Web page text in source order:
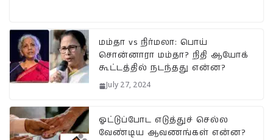
at
s
A
p
p
c
e
b
o
o
k
g
ra
m
l
y
Li
r
e
மம்தா vs நிர்மலா: பொய்
சொன்னாரா மம்தா? நிதி ஆயோக்
கூட்டத்தில் நடந்தது என்ன?
July 27, 2024
ஓட்டுப்போட எடுத்துச் செல்ல
வேண்டிய ஆவணங்கள் என்ன?